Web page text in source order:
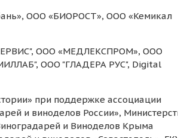
ООО «БИОРОСТ», ООО «Кемикал
ООО «МЕДЛЕКСПРОМ», ООО
ООО "ГЛАДЕРА РУС", Digital
при поддержке ассоциации
и виноделов России»,
и Виноделов Крыма